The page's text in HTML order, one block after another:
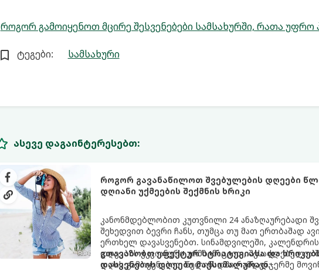
როგორ გამოიყენოთ მცირე შესვენებები სამსახურში, რათა
ტეგები: სამსახური
ასევე დაგაინტერესებთ:
როგორ გავანაწილოთ შვებულების დღეები
დღიანი უქმეების შექმნის ხრიკი
კანონმდებლობით კუთვნილი 24 ანაზღაურებადი
შეხედვით ბევრი ჩანს, თუმცა თუ მათ ერთბაშად
ერთხელ დავასვენებთ. სინამდვილეში,
დღეების ჭკვიანური კომბინაციით,
დღის გამოყენებით წელიწადში რამდენჯერმე
გთავაზობთ ეფექტურ სტრატეგიასა და
დასვენების დღეები მაქსიმალურად.